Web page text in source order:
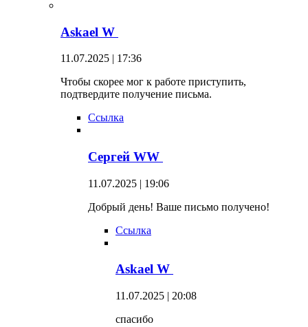
Askael W
11.07.2025 | 17:36
Чтобы скорее мог к работе приступить,
подтвердите получение письма.
Ссылка
Сергей WW
11.07.2025 | 19:06
Добрый день! Ваше письмо получено!
Ссылка
Askael W
11.07.2025 | 20:08
спасибо